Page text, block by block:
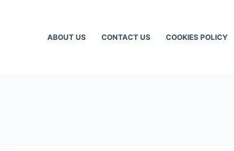
ABOUT US CONTACT US COOKIES POLICY